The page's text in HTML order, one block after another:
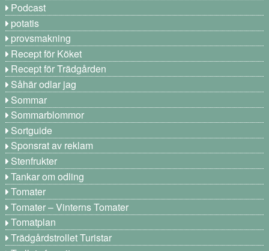
Podcast
potatis
provsmakning
Recept för Köket
Recept för Trädgården
Såhär odlar jag
Sommar
Sommarblommor
Sortguide
Sponsrat av reklam
Stenfrukter
Tankar om odling
Tomater
Tomater – Vinterns Tomater
Tomatplan
Trädgårdstrollet Turistar